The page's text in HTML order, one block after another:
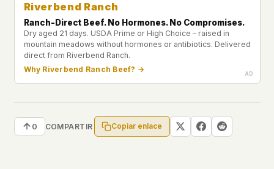
Riverbend Ranch
Ranch-Direct Beef. No Hormones. No Compromises.
Dry aged 21 days. USDA Prime or High Choice – raised in
mountain meadows without hormones or antibiotics. Delivered
direct from Riverbend Ranch.
Why Riverbend Ranch Beef? →
0 COMPARTIR Copiar enlace